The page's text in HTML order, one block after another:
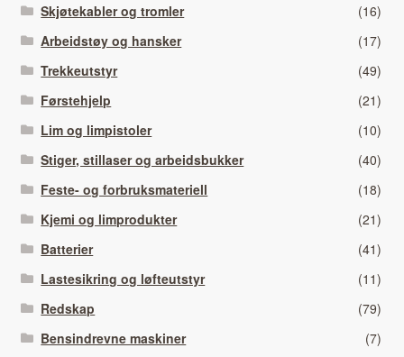
Skjøtekabler og tromler
(16)
Arbeidstøy og hansker
(17)
Trekkeutstyr
(49)
Førstehjelp
(21)
Lim og limpistoler
(10)
Stiger, stillaser og arbeidsbukker
(40)
Feste- og forbruksmateriell
(18)
Kjemi og limprodukter
(21)
Batterier
(41)
Lastesikring og løfteutstyr
(11)
Redskap
(79)
Bensindrevne maskiner
(7)